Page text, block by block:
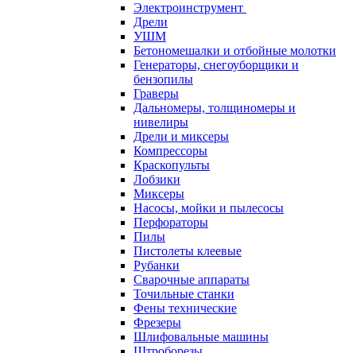
Электроинструмент
Дрели
УШМ
Бетономешалки и отбойные молотки
Генераторы, снегоуборщики и
бензопилы
Граверы
Дальномеры, толщиномеры и
нивелиры
Дрели и миксеры
Компрессоры
Краскопульты
Лобзики
Миксеры
Насосы, мойки и пылесосы
Перфораторы
Пилы
Пистолеты клеевые
Рубанки
Сварочные аппараты
Точильные станки
Фены технические
Фрезеры
Шлифовальные машины